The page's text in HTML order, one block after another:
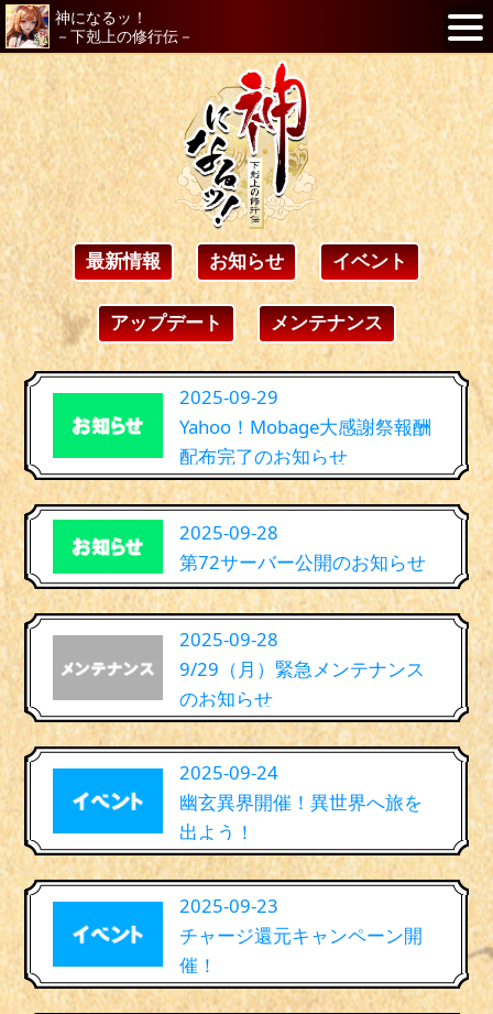
神になるッ！
－下剋上の修行伝－
最新情報 お知らせ イベント
アップデート メンテナンス
2025-09-29
Yahoo！Mobage大感謝祭報酬
配布完了のお知らせ
2025-09-28
第72サーバー公開のお知らせ
2025-09-28
9/29（月）緊急メンテナンス
のお知らせ
2025-09-24
幽玄異界開催！異世界へ旅を
出よう！
2025-09-23
チャージ還元キャンペーン開
催！